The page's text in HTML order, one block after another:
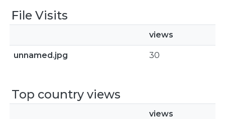
File Visits
views
unnamed.jpg 30
Top country views
views